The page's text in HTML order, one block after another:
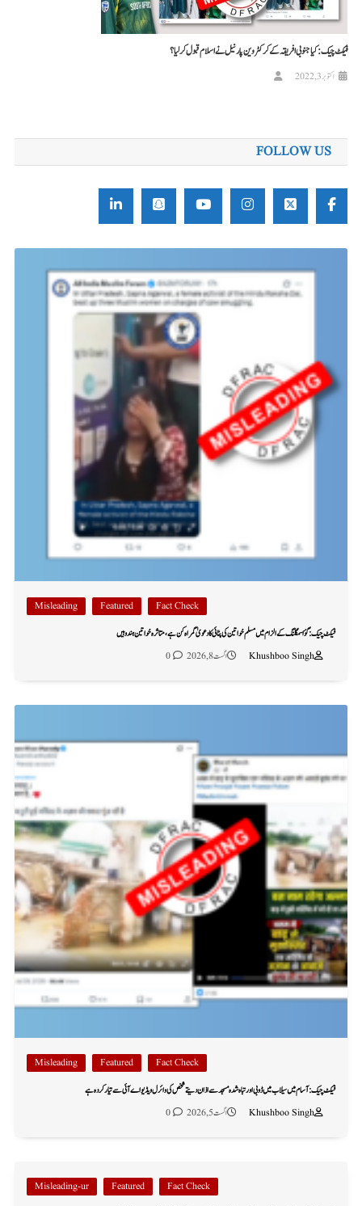
فیکٹ چیک: کیا جنوبی افریقہ کے کرکٹر وین پارنیل نے اسلام قبول کر لیا؟
اکتوبر 3, 2022
FOLLOW US
Fact Check
Featured
Misleading
فیکٹ چیک: گؤ اسمگلنگ کے الزام میں مسلم خواتین کی پٹائی کا دعویٰ گمراہ کن ہے، متاثرہ خواتین ہندو ہیں
Khushboo Singh
اگست 8, 2026 0
Fact Check
Featured
Misleading
فیکٹ چیک: آسام میں سیلاب میں ڈوبی اور تباہ شدہ مسجد سے اذان دیتے شخص کی وائرل ویڈیو اے آئی سے تیار کردہ ہے
Khushboo Singh
اگست 5, 2026 0
Fact Check
Featured
Misleading-ur